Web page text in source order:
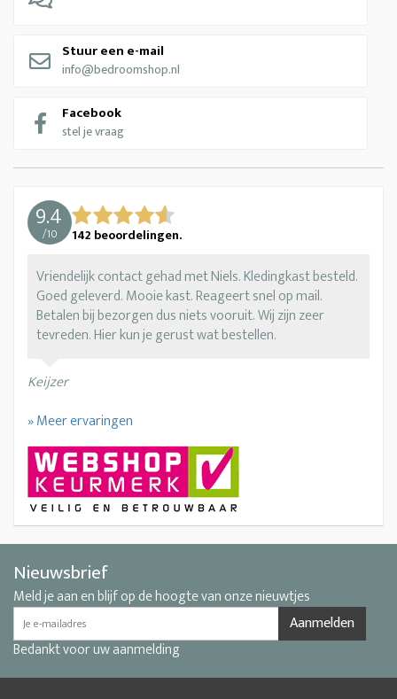
Stuur een e-mail
info@bedroomshop.nl
Facebook
stel je vraag
9.4
/10 142 beoordelingen.
Vriendelijk contact gehad met Niels. Kledingkast besteld.
Goed geleverd. Mooie kast. Reageert snel op mail.
Betalen bij bezorgen dus niets vooruit. Wij zijn zeer
tevreden. Hier kun je gerust wat bestellen.
Keijzer
» Meer ervaringen
Nieuwsbrief
Meld je aan en blijf op de hoogte van onze nieuwtjes
Aanmelden
Bedankt voor uw aanmelding